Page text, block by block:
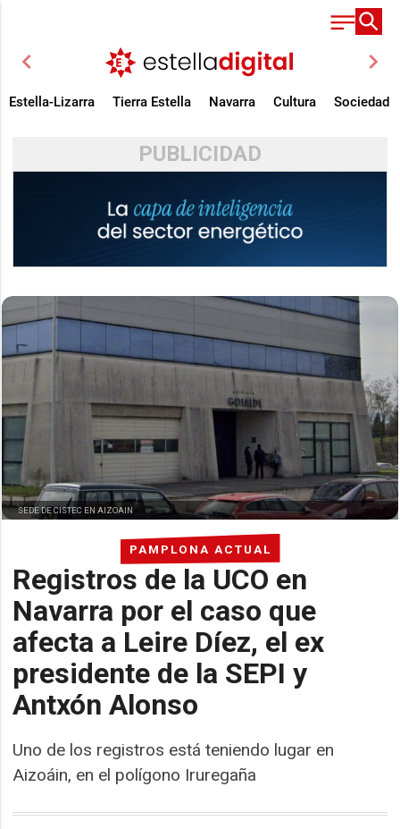
chevron_left chevron_right
Estella-Lizarra Tierra Estella Navarra Cultura Sociedad
PUBLICIDAD
PAMPLONA ACTUAL
Registros de la UCO en
Navarra por el caso que
afecta a Leire Díez, el ex
presidente de la SEPI y
Antxón Alonso
Uno de los registros está teniendo lugar en
Aizoáin, en el polígono Iruregaña
SEDE DE CISTEC EN AIZOAIN